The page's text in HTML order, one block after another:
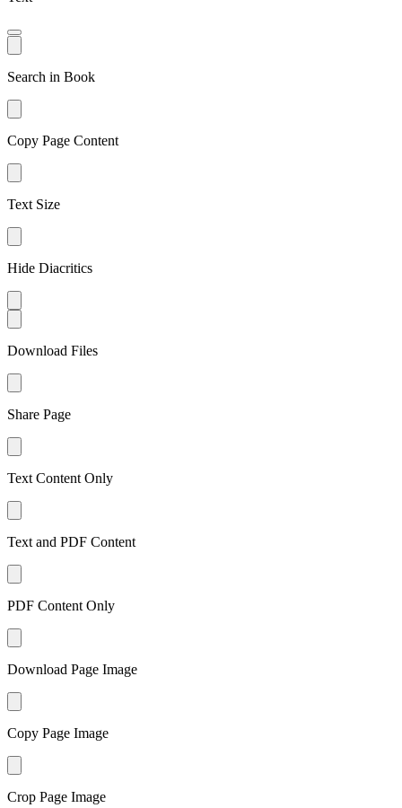
Search in Book
Copy Page Content
Text Size
Hide Diacritics
Download Files
Share Page
Text Content Only
Text and PDF Content
PDF Content Only
Download Page Image
Copy Page Image
Crop Page Image